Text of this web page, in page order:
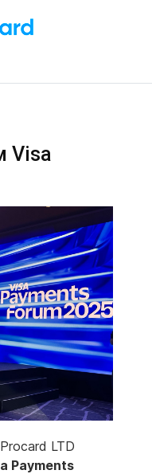
Visa
LTD
Payments